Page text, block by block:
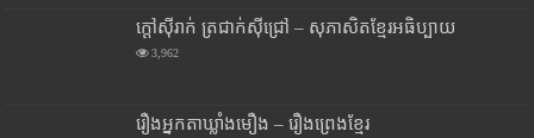
ក្តៅស៊ីរាក់ ត្រជាក់ស៊ីជ្រៅ – សុភាសិតខ្មែរអធិប្បាយ
3,962
រឿងអ្នកតាឃ្លាំងមឿង – រឿងព្រេងខ្មែរ